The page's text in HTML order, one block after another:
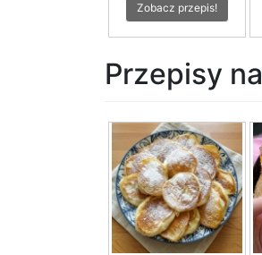
Zobacz przepis!
Przepisy